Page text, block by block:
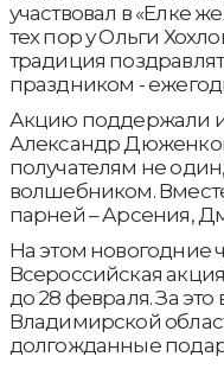
участвовал в «Елке
тех пор у Ольги
традиция
праздником -
Акцию поддержали и
Александр
получателям не
волшебником.
парней – Арсения,
На этом новогодние
Всероссийская
до 28 февраля. За
Владимирской
долгожданные